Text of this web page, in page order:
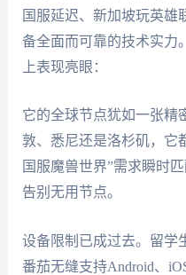
国服延迟、新加坡玩英雄
备全面而可靠的技术实力。
上表现亮眼：
它的全球节点犹如一张精
敦、悉尼还是洛杉矶，它
国服魔兽世界”需求瞬时
告别无用节点。
设备限制已成过去。留学
番茄无缝支持Android、